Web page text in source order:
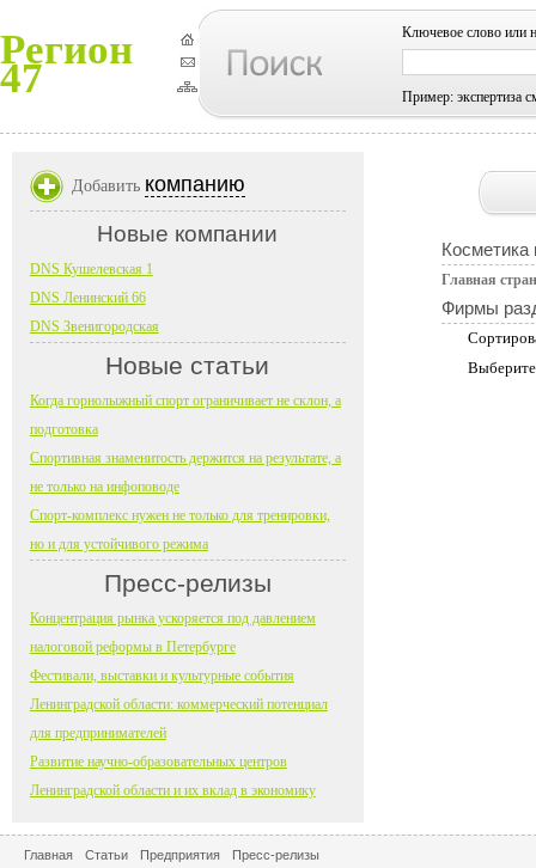
Регион
47
Ключевое слово или
Пример: экспертиза
Главная
Фирмы
Добавить компанию
Новые компании
DNS Кушелевская 1
DNS Ленинский 66
DNS Звенигородская
Новые статьи
Когда горнолыжный спорт ограничивает не склон, а
подготовка
Спортивная знаменитость держится на результате, а
не только на инфоповоде
Спорт-комплекс нужен не только для тренировки,
но и для устойчивого режима
Пресс-релизы
Концентрация рынка ускоряется под давлением
налоговой реформы в Петербурге
Фестивали, выставки и культурные события
Ленинградской области: коммерческий потенциал
для предпринимателей
Развитие научно-образовательных центров
Ленинградской области и их вклад в экономику
Главная Статьи Предприятия Пресс-релизы